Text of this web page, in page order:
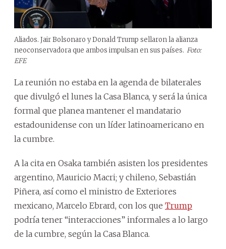
Aliados. Jair Bolsonaro y Donald Trump sellaron la alianza
neoconservadora que ambos impulsan en sus países. Foto:
EFE
La reunión no estaba en la agenda de bilaterales
que divulgó el lunes la Casa Blanca, y será la única
formal que planea mantener el mandatario
estadounidense con un líder latinoamericano en
la cumbre.
A la cita en Osaka también asisten los presidentes
argentino, Mauricio Macri; y chileno, Sebastián
Piñera, así como el ministro de Exteriores
mexicano, Marcelo Ebrard, con los que Trump
podría tener “interacciones” informales a lo largo
de la cumbre, según la Casa Blanca.